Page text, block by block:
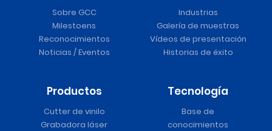
Sobre GCC
Milestoens
Reconocimientos
Noticias / Eventos
Industrias
Galería de muestras
Vídeos de presentación
Historias de éxito
Productos
Cutter de vinilo
Grabadora láser
Tecnología
Base de
conocimientos